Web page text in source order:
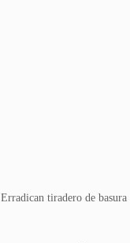
Erradican tiradero de basura